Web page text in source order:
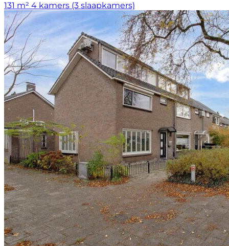
131 m² 4 kamers (3 slaapkamers)